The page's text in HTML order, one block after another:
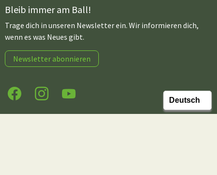
Bleib immer am Ball!
Trage dich in unseren Newsletter ein. Wir informieren dich,
wenn es was Neues gibt.
Newsletter abonnieren
FacebookInstagramYouTube